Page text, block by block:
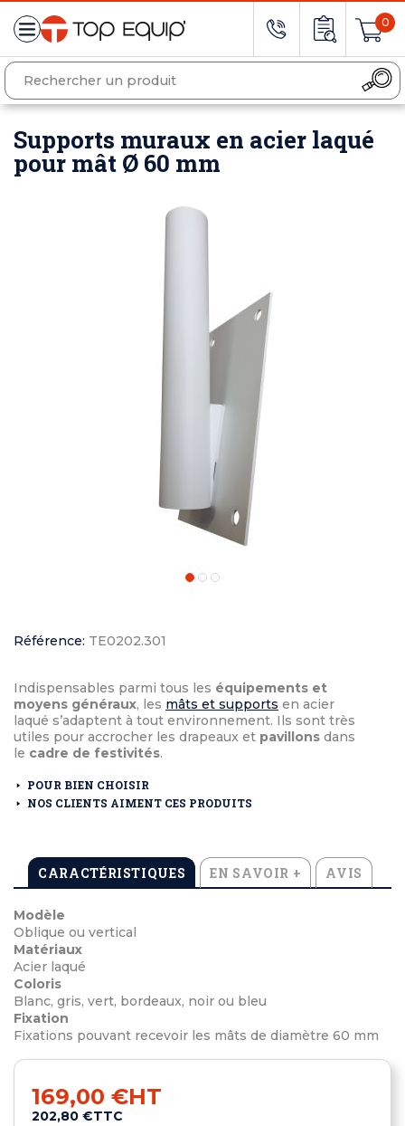
0
Supports muraux en acier laqué
pour mât Ø 60 mm
Référence: TE0202.301
Indispensables parmi tous les équipements et
moyens généraux, les mâts et supports en acier
laqué s’adaptent à tout environnement. Ils sont très
utiles pour accrocher les drapeaux et pavillons dans
le cadre de festivités.
POUR BIEN CHOISIR
NOS CLIENTS AIMENT CES PRODUITS
CARACTÉRISTIQUES EN SAVOIR + AVIS
Modèle
Oblique ou vertical
Matériaux
Acier laqué
Coloris
Blanc, gris, vert, bordeaux, noir ou bleu
Fixation
Fixations pouvant recevoir les mâts de diamètre 60 mm
169,00 €HT
202,80 €TTC